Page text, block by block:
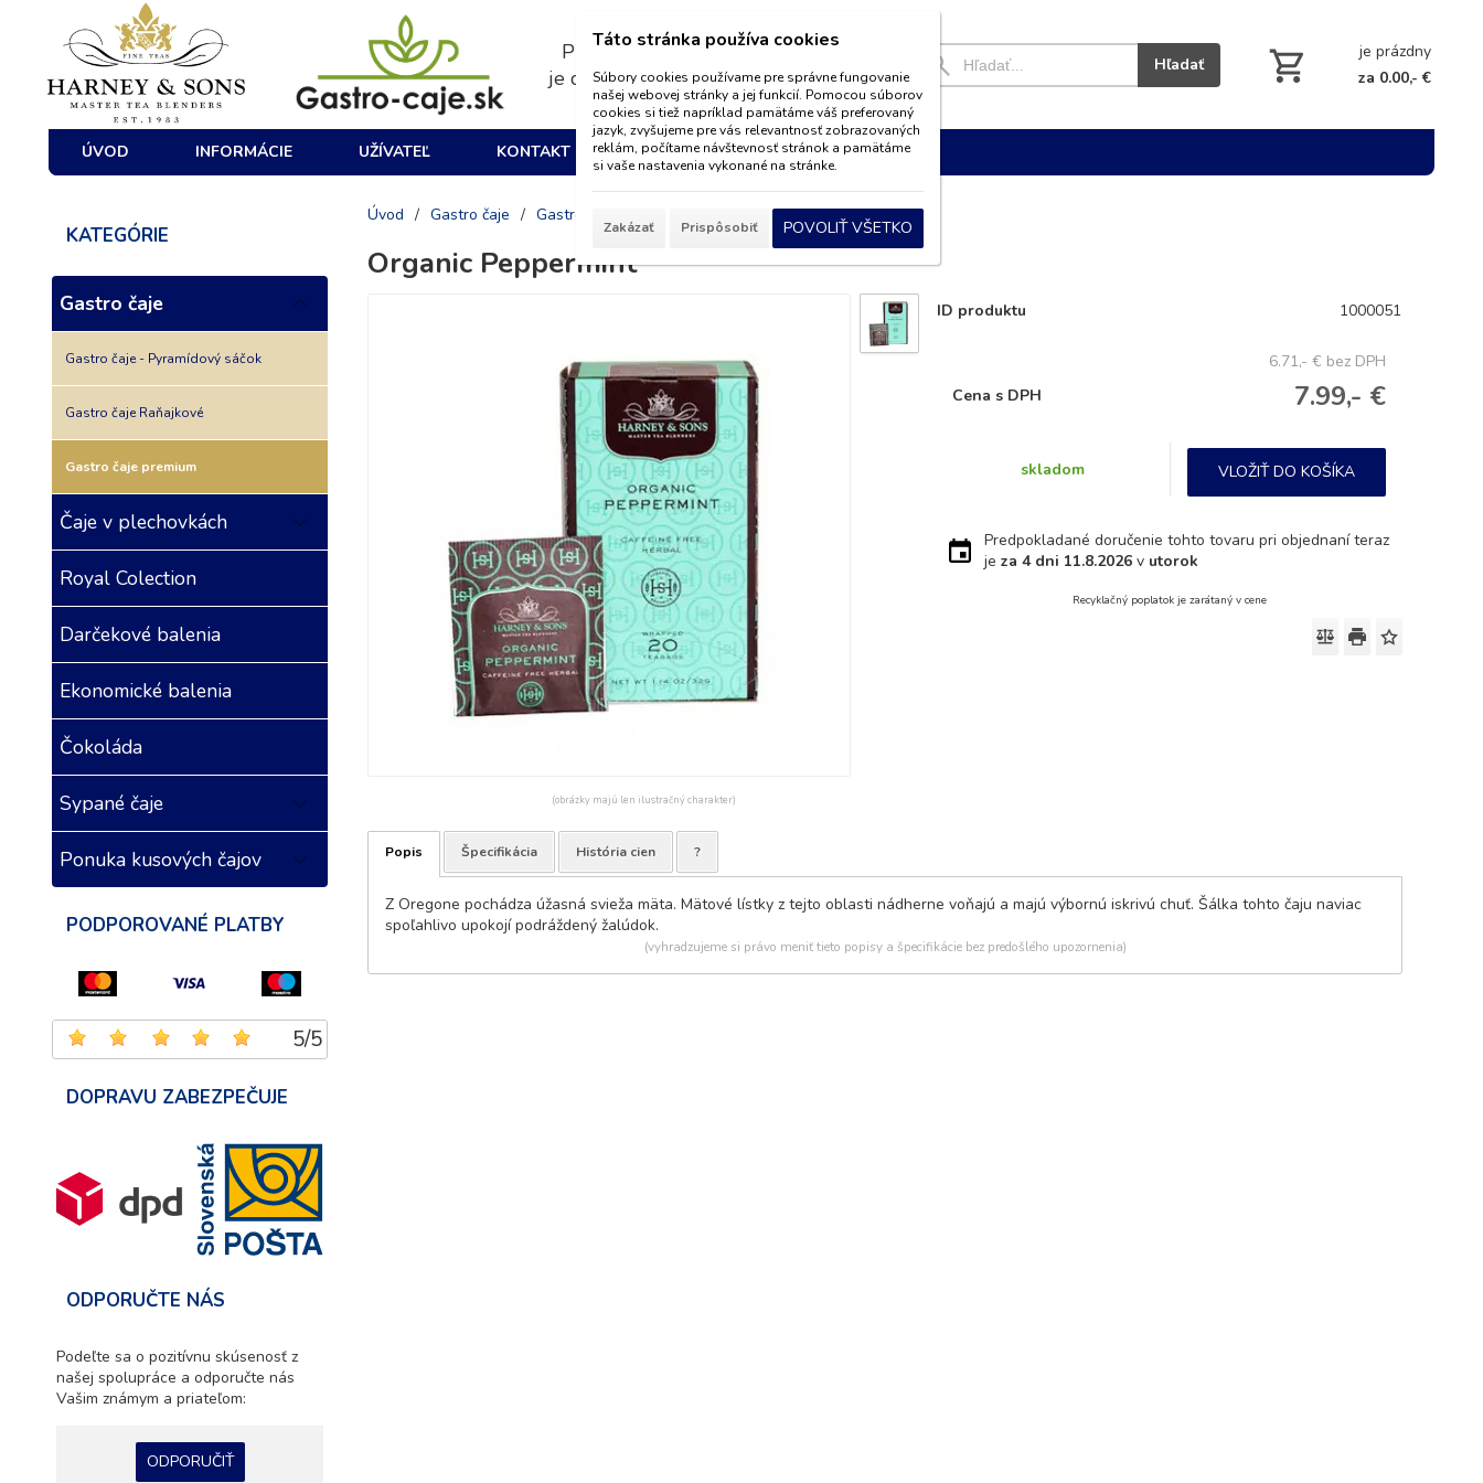
Pri nákupe nad 39€
je dopravaZADARMO Hľadať
je prázdny
za 0.00,- €
ÚVOD INFORMÁCIE UŽÍVATEĽ KONTAKT
KATEGÓRIE
Gastro čaje
Gastro čaje - Pyramídový sáčok
Gastro čaje Raňajkové
Gastro čaje premium
Čaje v plechovkách
Royal Colection
Darčekové balenia
Ekonomické balenia
Čokoláda
Sypané čaje
Ponuka kusových čajov
PODPOROVANÉ PLATBY
5/5
DOPRAVU ZABEZPEČUJE
ODPORUČTE NÁS
Podeľte sa o pozitívnu skúsenosť z
našej spolupráce a odporučte nás
Vašim známym a priateľom:
ODPORUČIŤ
Úvod / Gastro čaje / Gastro čaje premium
Organic Peppermint
(obrázky majú len ilustračný charakter)
ID produktu 1000051
6.71,- € bez DPH
7.99,- €
Cena s DPH
skladom VLOŽIŤ DO KOŠÍKA
Predpokladané doručenie tohto tovaru pri objednaní teraz
jeza 4 dni 11.8.2026 v utorok
Recyklačný poplatok je zarátaný v cene
Popis Špecifikácia História cien ?
Z Oregone pochádza úžasná svieža mäta. Mätové lístky z tejto oblasti nádherne voňajú a majú výbornú iskrivú chuť. Šálka tohto čaju naviac
spoľahlivo upokojí podráždený žalúdok.
(vyhradzujeme si právo meniť tieto popisy a špecifikácie bez predošlého upozornenia)
Táto stránka používa cookies
Súbory cookies používame pre správne fungovanie
našej webovej stránky a jej funkcií. Pomocou súborov
cookies si tiež napríklad pamätáme váš preferovaný
jazyk, zvyšujeme pre vás relevantnosť zobrazovaných
reklám, počítame návštevnosť stránok a pamätáme
si vaše nastavenia vykonané na stránke.
Zakázať Prispôsobiť POVOLIŤ VŠETKO